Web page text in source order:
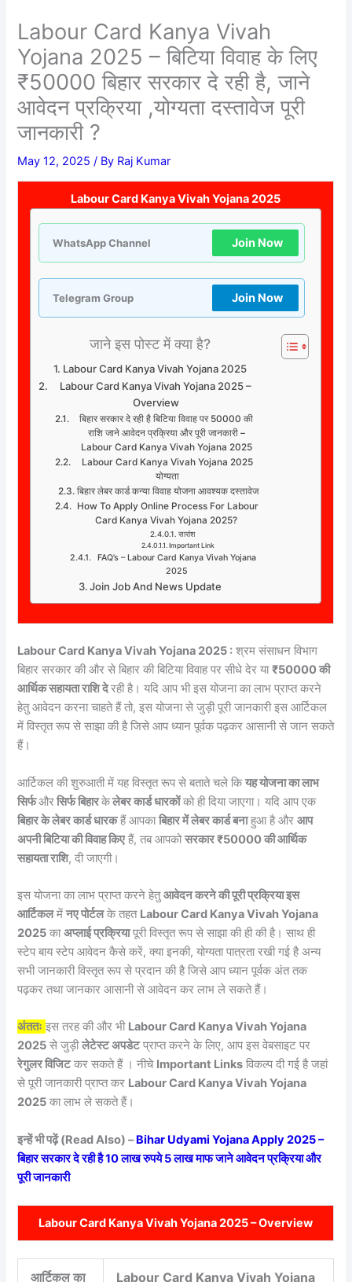
Labour Card Kanya Vivah
Yojana 2025 – बिटिया विवाह के लिए
₹50000 बिहार सरकार दे रही है, जाने
आवेदन प्रक्रिया ,योग्यता दस्तावेज पूरी
जानकारी ?
May 12, 2025/ By Raj Kumar
Labour Card Kanya Vivah Yojana 2025
WhatsApp Channel Join Now
Telegram Group Join Now
जाने इस पोस्ट में क्या है?
Labour Card Kanya Vivah Yojana 2025
Labour Card Kanya Vivah Yojana 2025 –
Overview
बिहार सरकार दे रही है बिटिया विवाह पर 50000 की
राशि जाने आवेदन प्रक्रिया और पूरी जानकारी –
Labour Card Kanya Vivah Yojana 2025
Labour Card Kanya Vivah Yojana 2025
योग्यता
बिहार लेबर कार्ड कन्या विवाह योजना आवश्यक दस्तावेज
How To Apply Online Process For Labour
Card Kanya Vivah Yojana 2025?
सारांश
Important Link
FAQ’s – Labour Card Kanya Vivah Yojana
2025
Join Job And News Update
Labour Card Kanya Vivah Yojana 2025 : श्रम संसाधन विभाग
बिहार सरकार की और से बिहार की बिटिया विवाह पर सीधे देर या₹50000 की
आर्थिक सहायता राशि देरही है। यदि आप भी इस योजना का लाभ प्राप्त करने
हेतु आवेदन करना चाहते हैं तो, इस योजना से जुड़ी पूरी जानकारी इस आर्टिकल
में विस्तृत रूप से साझा की है जिसे आप ध्यान पूर्वक पढ़कर आसानी से जान सकते
हैं।
आर्टिकल की शुरुआती में यह विस्तृत रूप से बताते चले कियह योजना का लाभ
सिर्फऔरसिर्फ बिहारकेलेबर कार्ड धारकोंको ही दिया जाएगा। यदि आप एक
बिहार के लेबर कार्ड धारकहैं आपकाबिहार में लेबर कार्ड बनाहुआ है औरआप
अपनी बिटिया की विवाह किएहैं, तब आपकोसरकार ₹50000 की आर्थिक
सहायता राशि, दी जाएगी।
इस योजना का लाभ प्राप्त करने हेतुआवेदन करने की पूरी प्रक्रिया इस
आर्टिकलमेंनए पोर्टलके तहत Labour Card Kanya Vivah Yojana
2025 काअप्लाई प्रक्रियापूरी विस्तृत रूप से साझा की ही की है। साथ ही
स्टेप बाय स्टेप आवेदन कैसे करें, क्या इनकी, योग्यता पात्रता रखी गई है अन्य
सभी जानकारी विस्तृत रूप से प्रदान की है जिसे आप ध्यान पूर्वक अंत तक
पढ़कर तथा जानकार आसानी से आवेदन कर लाभ ले सकते हैं।
अंततः इस तरह की और भी Labour Card Kanya Vivah Yojana
2025 से जुड़ीलेटेस्ट अपडेटप्राप्त करने के लिए, आप इस वेबसाइट पर
रेगुलर विजिटकर सकते हैं । नीचे Important Links विकल्प दी गई है जहां
से पूरी जानकारी प्राप्त कर Labour Card Kanya Vivah Yojana
2025 का लाभ ले सकते हैं।
इन्हें भी पढ़ें (Read Also) –Bihar Udyami Yojana Apply 2025 –
बिहार सरकार दे रही है 10 लाख रुपये 5 लाख माफ जाने आवेदन प्रक्रिया और
पूरी जानकारी
Labour Card Kanya Vivah Yojana 2025 – Overview
आर्टिकल का
Labour Card Kanya Vivah Yojana